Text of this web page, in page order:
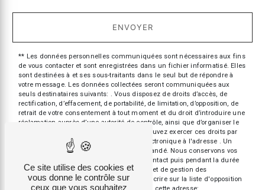
ENVOYER
** Les données personnelles communiquées sont nécessaires aux fins
de vous contacter et sont enregistrées dans un fichier informatisé. Elles
sont destinées à et ses sous-traitants dans le seul but de répondre à
votre message. Les données collectées seront communiquées aux
seuls destinataires suivants: . Vous disposez de droits d’accès, de
rectification, d’effacement, de portabilité, de limitation, d’opposition, de
retrait de votre consentement à tout moment et du droit d’introduire une
réclamation auprès d’une autorité de contrôle, ainsi que d’organiser le
sort de vos données post-mortem. Vous pouvez exercer ces droits par
voie postale à l'adresse ou par courrier électronique à l'adresse . Un
justificatif d'identité pourra vous être demandé. Nous conservons vos
données pendant la période de prise de contact puis pendant la durée
de prescription légale aux fins probatoires et de gestion des
contentieux. Vous avez le droit de vous inscrire sur la liste d'opposition
Ce site utilise des cookies et
vous donne le contrôle sur
ceux que vous souhaitez